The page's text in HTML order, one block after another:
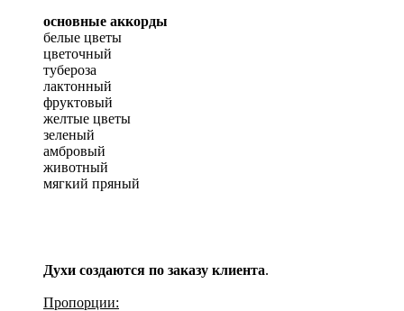
основные аккорды
белые цветы
цветочный
тубероза
лактонный
фруктовый
желтые цветы
зеленый
амбровый
животный
мягкий пряный
Духи создаются по заказу клиента.
Пропорции: